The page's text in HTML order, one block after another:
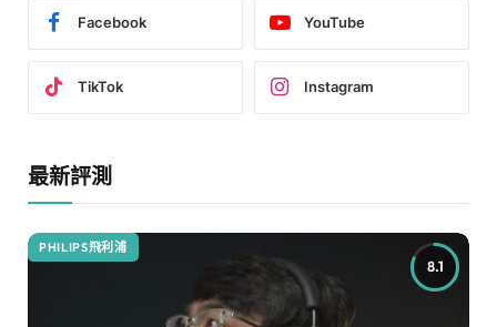
Facebook YouTube
TikTok Instagram
最新評測
8.1
PHILIPS飛利浦